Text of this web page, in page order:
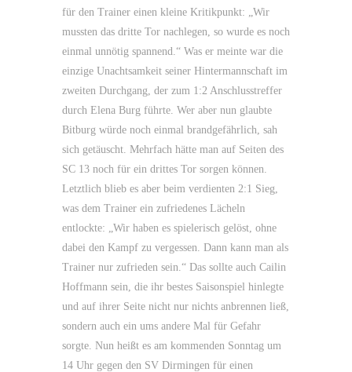
für den Trainer einen kleine Kritikpunkt: „Wir
mussten das dritte Tor nachlegen, so wurde es noch
einmal unnötig spannend.“ Was er meinte war die
einzige Unachtsamkeit seiner Hintermannschaft im
zweiten Durchgang, der zum 1:2 Anschlusstreffer
durch Elena Burg führte. Wer aber nun glaubte
Bitburg würde noch einmal brandgefährlich, sah
sich getäuscht. Mehrfach hätte man auf Seiten des
SC 13 noch für ein drittes Tor sorgen können.
Letztlich blieb es aber beim verdienten 2:1 Sieg,
was dem Trainer ein zufriedenes Lächeln
entlockte: „Wir haben es spielerisch gelöst, ohne
dabei den Kampf zu vergessen. Dann kann man als
Trainer nur zufrieden sein.“ Das sollte auch Cailin
Hoffmann sein, die ihr bestes Saisonspiel hinlegte
und auf ihrer Seite nicht nur nichts anbrennen ließ,
sondern auch ein ums andere Mal für Gefahr
sorgte. Nun heißt es am kommenden Sonntag um
14 Uhr gegen den SV Dirmingen für einen